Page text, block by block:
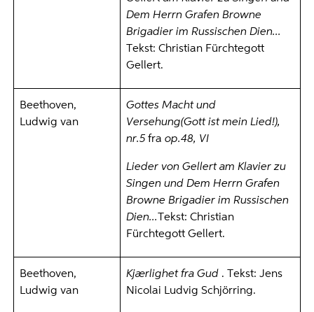
Dem Herrn Grafen Browne
Brigadier im Russischen Dien...
Tekst: Christian Fürchtegott
Gellert.
Beethoven,
Ludwig van
Gottes Macht und
Versehung(Gott ist mein Lied!),
nr.5 fra op.48, VI
Lieder von Gellert am Klavier zu
Singen und Dem Herrn Grafen
Browne Brigadier im Russischen
Dien... Tekst: Christian
Fürchtegott Gellert.
Beethoven,
Ludwig van
Kjærlighet fra Gud . Tekst: Jens
Nicolai Ludvig Schjörring.